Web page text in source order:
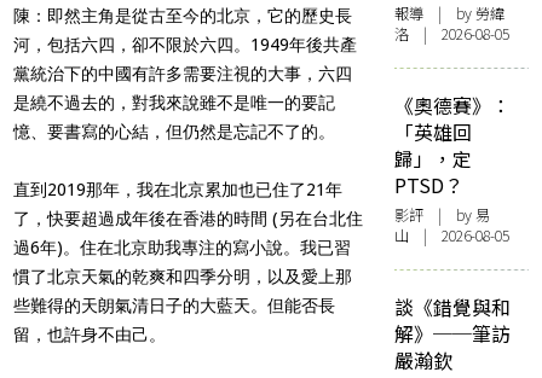
陳：即然主角是從古至今的北京，它的歷史長
河，包括六四，卻不限於六四。1949年後共產
黨統治下的中國有許多需要注視的大事，六四
是繞不過去的，對我來說雖不是唯一的要記
憶、要書寫的心結，但仍然是忘記不了的。
直到2019那年，我在北京累加也已住了21年
了，快要超過成年後在香港的時間 (另在台北住
過6年)。住在北京助我專注的寫小說。我已習
慣了北京天氣的乾爽和四季分明，以及愛上那
些難得的天朗氣清日子的大藍天。但能否長
留，也許身不由己。
報導 | by 勞緯
洛 | 2026-08-05
《奧德賽》：
「英雄回
歸」，定
PTSD？
影評 | by 易
山 | 2026-08-05
談《錯覺與和
解》──筆訪
嚴瀚欽